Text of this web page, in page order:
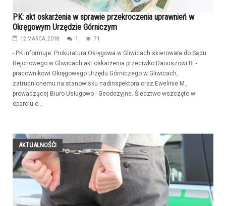
PK: akt oskarżenia w sprawie przekroczenia uprawnień w
Okręgowym Urzędzie Górniczym
12 MARCA, 2018 1 71
- PK informuje: Prokuratura Okręgowa w Gliwicach skierowała do Sądu
Rejonowego w Gliwicach akt oskarżenia przeciwko Dariuszowi B. -
pracownikowi Okręgowego Urzędu Górniczego w Gliwicach,
zatrudnionemu na stanowisku nadinspektora oraz Ewelinie M.,
prowadzącej Biuro Usługowo - Geodezyjne. Śledztwo wszczęto w
oparciu o...
AKTUALNOŚĆI